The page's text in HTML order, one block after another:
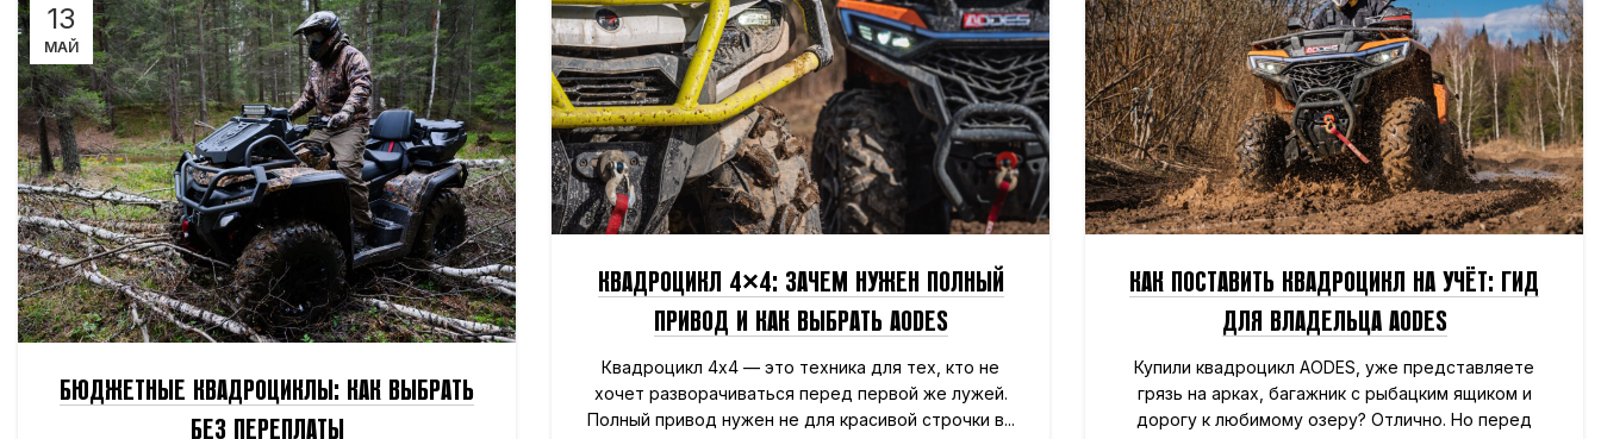
КАК ПОСТАВИТЬ КВАДРОЦИКЛ НА УЧЁТ: ГИД
ДЛЯ ВЛАДЕЛЬЦА AODES
Купили квадроцикл AODES, уже представляете
грязь на арках, багажник с рыбацким ящиком и
дорогу к любимому озеру? Отлично. Но перед
КВАДРОЦИКЛ 4×4: ЗАЧЕМ НУЖЕН ПОЛНЫЙ
ПРИВОД И КАК ВЫБРАТЬ AODES
Квадроцикл 4x4 — это техника для тех, кто не
хочет разворачиваться перед первой же лужей.
Полный привод нужен не для красивой строчки в...
13
МАЙ
БЮДЖЕТНЫЕ КВАДРОЦИКЛЫ: КАК ВЫБРАТЬ
БЕЗ ПЕРЕПЛАТЫ